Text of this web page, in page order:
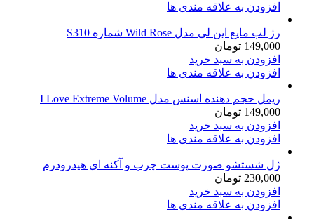
افزودن به علاقه مندی ها
رژ لب مایع این لی مدل Wild Rose شماره S310
149,000 تومان
افزودن به سبد خرید
افزودن به علاقه مندی ها
ریمل حجم دهنده اسنس مدل I Love Extreme Volume
149,000 تومان
افزودن به سبد خرید
افزودن به علاقه مندی ها
ژل شستشو صورت پوست چرب و آکنه ای هیدرودرم
230,000 تومان
افزودن به سبد خرید
افزودن به علاقه مندی ها